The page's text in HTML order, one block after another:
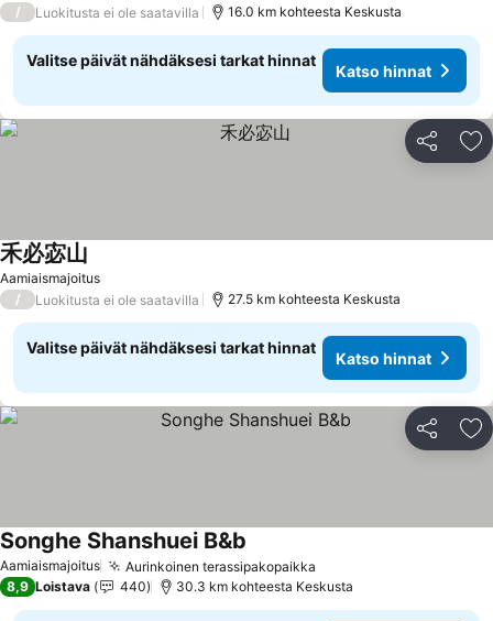
/ Luokitusta ei ole saatavilla 16.0 km kohteesta Keskusta
Valitse päivät nähdäksesi tarkat hinnat
Katso hinnat
Jaa
Aamiaismajoitus
禾必宓山
/ Luokitusta ei ole saatavilla 27.5 km kohteesta Keskusta
Valitse päivät nähdäksesi tarkat hinnat
Katso hinnat
Jaa
Aamiaismajoitus Aurinkoinen terassipakopaikka
Songhe Shanshuei B&b
8,9 Loistava 440 30.3 km kohteesta Keskusta